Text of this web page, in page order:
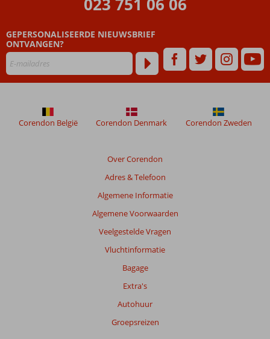
GEPERSONALISEERDE NIEUWSBRIEF
ONTVANGEN?
Over Corendon
Adres & Telefoon
Algemene Informatie
Algemene Voorwaarden
Veelgestelde Vragen
Vluchtinformatie
Bagage
Extra's
Autohuur
Groepsreizen
Corendon België Corendon Denmark Corendon Zweden